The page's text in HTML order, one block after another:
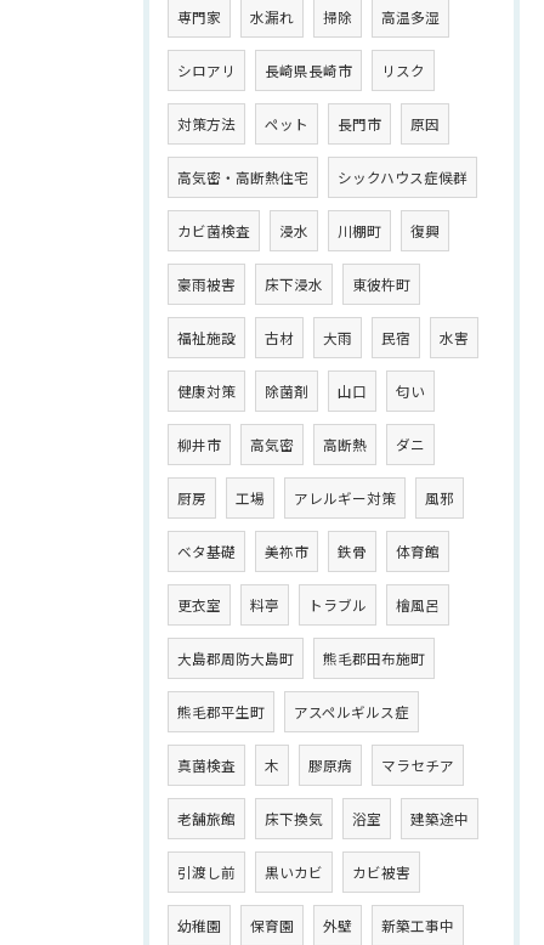
専門家 水漏れ 掃除 高温多湿
シロアリ 長崎県長崎市 リスク
対策方法 ペット 長門市 原因
高気密・高断熱住宅 シックハウス症候群
カビ菌検査 浸水 川棚町 復興
豪雨被害 床下浸水 東彼杵町
福祉施設 古材 大雨 民宿 水害
健康対策 除菌剤 山口 匂い
柳井市 高気密 高断熱 ダニ
厨房 工場 アレルギー対策 風邪
ベタ基礎 美祢市 鉄骨 体育館
更衣室 料亭 トラブル 檜風呂
大島郡周防大島町 熊毛郡田布施町
熊毛郡平生町 アスペルギルス症
真菌検査 木 膠原病 マラセチア
老舗旅館 床下換気 浴室 建築途中
引渡し前 黒いカビ カビ被害
幼稚園 保育園 外壁 新築工事中